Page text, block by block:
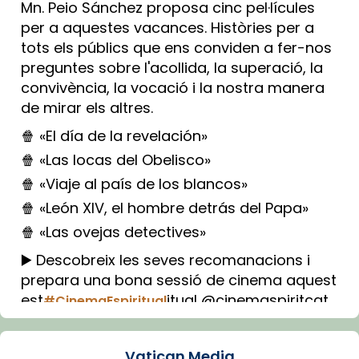
Mn. Peio Sánchez proposa cinc pel·lícules
per a aquestes vacances. Històries per a
tots els públics que ens conviden a fer-nos
preguntes sobre l'acollida, la superació, la
convivència, la vocació i la nostra manera
de mirar els altres.
🍿 «El día de la revelación»
🍿 «Las locas del Obelisco»
🍿 «Viaje al país de los blancos»
🍿 «León XIV, el hombre detrás del Papa»
🍿 «Las ovejas detectives»
▶️ Descobreix les seves recomanacions i
prepara una bona sessió de cinema aquest
est#CinemaEspiritualitual @cinemaspiritcat
Imatge: Generada amb IA (OpenAI)